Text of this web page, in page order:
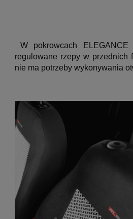
W pokrowcach ELEGANCE
regulowane rzepy w przednich
nie ma potrzeby wykonywania